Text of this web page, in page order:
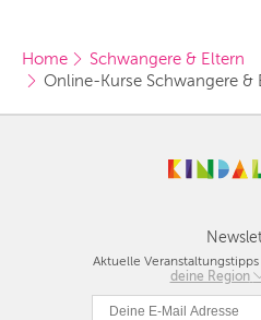
BERLIN
KÖLN
Home
Schwangere & Eltern
Online-Kurse Schwangere &
Aktuelle
deine Region
Berlin
München